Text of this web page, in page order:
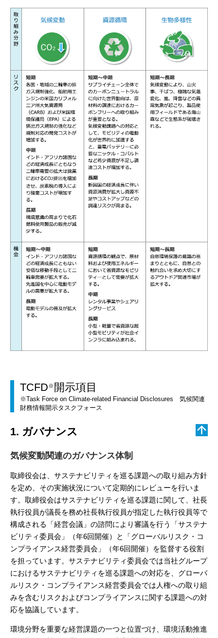
TCFD※ 開示項目
※Task Force on Climate-related Financial Disclosures 気候関連
財務情報開示タスクフォース
1. ガバナンス
気候変動関連のガバナンス体制
取締役会は、サステナビリティを巡る課題への取り組み方針
を定め、その実施状況について定期的にレビューを行いま
す。取締役会はサステナビリティを巡る課題に関して、社長
執行役員が議長を務め社長執行役員が指定した執行役員等で
構成される「経営会議」の諮問により審議を行う「サステナ
ビリティ委員会」（年6回開催）と「グローバルリスク・コ
ンプライアンス経営委員会」（年6回開催）を監督する役割
を担っています。サステナビリティ委員会では当社グループ
におけるサステナビリティを巡る課題への対応を、グローバ
ルリスク・コンプライアンス経営委員会では人権への取り組
みを含むリスクおよびコンプライアンスに関する課題への対
応を協議しています。
環境分野を重要な経営課題の一つと位置づけ、環境活動推進